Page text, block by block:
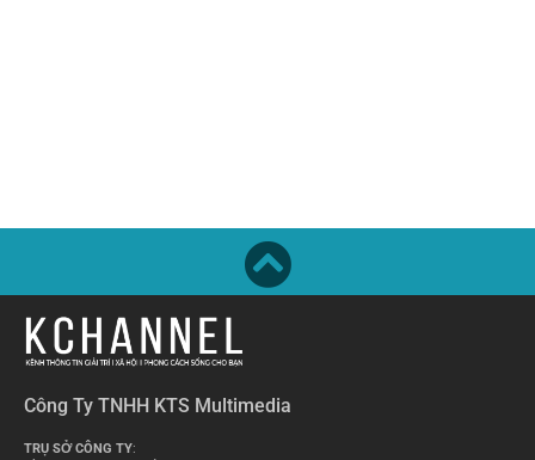
Công Ty TNHH KTS Multimedia
TRỤ SỞ CÔNG TY: